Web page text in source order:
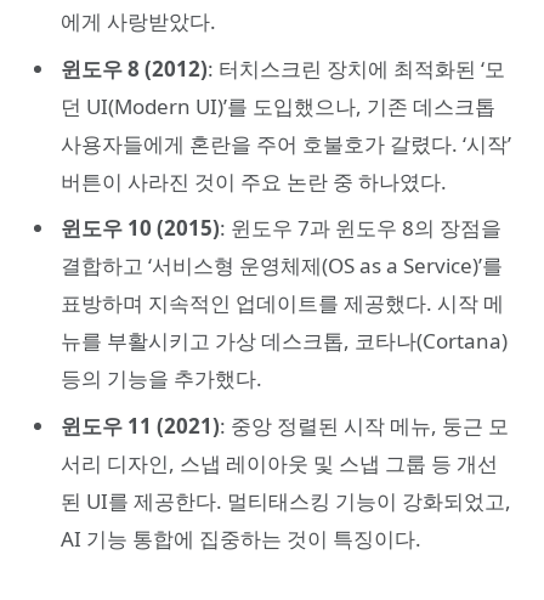
에게 사랑받았다.
윈도우 8 (2012): 터치스크린 장치에 최적화된 ‘모
던 UI(Modern UI)’를 도입했으나, 기존 데스크톱
사용자들에게 혼란을 주어 호불호가 갈렸다. ‘시작’
버튼이 사라진 것이 주요 논란 중 하나였다.
윈도우 10 (2015): 윈도우 7과 윈도우 8의 장점을
결합하고 ‘서비스형 운영체제(OS as a Service)’를
표방하며 지속적인 업데이트를 제공했다. 시작 메
뉴를 부활시키고 가상 데스크톱, 코타나(Cortana)
등의 기능을 추가했다.
윈도우 11 (2021): 중앙 정렬된 시작 메뉴, 둥근 모
서리 디자인, 스냅 레이아웃 및 스냅 그룹 등 개선
된 UI를 제공한다. 멀티태스킹 기능이 강화되었고,
AI 기능 통합에 집중하는 것이 특징이다.